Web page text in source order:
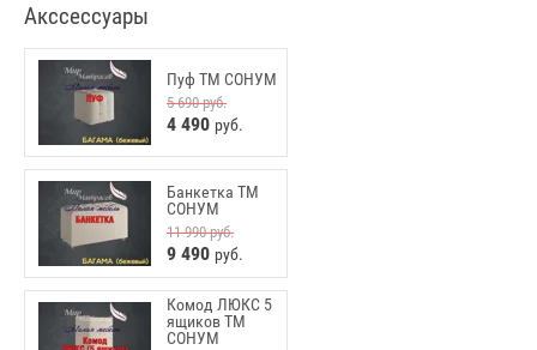
Акссессуары
Пуф ТМ СОНУМ
5 690руб.
4 490 руб.
Банкетка ТМ
СОНУМ
11 990руб.
9 490 руб.
Комод ЛЮКС 5
ящиков ТМ
СОНУМ